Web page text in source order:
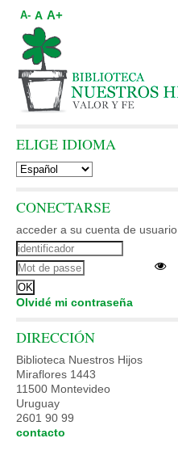
A- A A+
ELIGE IDIOMA
CONECTARSE
acceder a su cuenta de usuario
Olvidé mi contraseña
DIRECCIÓN
Biblioteca Nuestros Hijos
Miraflores 1443
11500 Montevideo
Uruguay
2601 90 99
contacto